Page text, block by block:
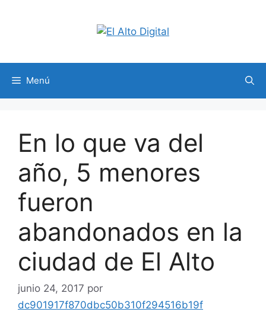
Menú
En lo que va del
año, 5 menores
fueron
abandonados en la
ciudad de El Alto
junio 24, 2017 por
dc901917f870dbc50b310f294516b19f